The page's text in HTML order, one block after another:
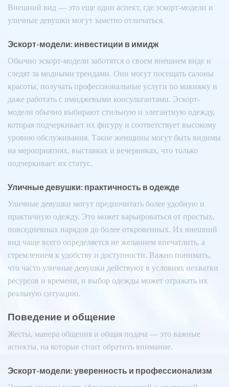
Внешний вид — это еще один аспект, где эскорт-модели и
уличные девушки могут заметно отличаться.
Эскорт-модели: инвестиции в имидж
Обычно эскорт-модели заботятся о своем внешнем виде и
следят за модными трендами. Они могут посещать салоны
красоты, получать профессиональные услуги по макияжу и
даже работать с имиджевыми консультантами. Эскорт-
модели обычно выбирают стильную и элегантную одежду,
которая подчеркивает их фигуру и соответствует высокому
уровню обслуживания. Такие женщины могут быть видимы
на мероприятиях, выставках и вечеринках, что только
подчеркивает их статус.
Уличные девушки: практичность в одежде
Уличные девушки могут предпочитать более удобную и
практичную одежду. Это может варьироваться от простых,
повседневных нарядов до более откровенных. Их внешний
вид чаще всего определяется не желанием впечатлить, а
стремлением к удобству и доступности. Важно понимать,
что часто уличные девушки действуют в условиях нехватки
ресурсов и времени, и выбор одежды может отражать их
реальную ситуацию.
Поведение и общение
Жесты, манера общения и общая подача — это важные
аспекты, на которые стоит обратить внимание.
Эскорт-модели: уверенность и профессионализм